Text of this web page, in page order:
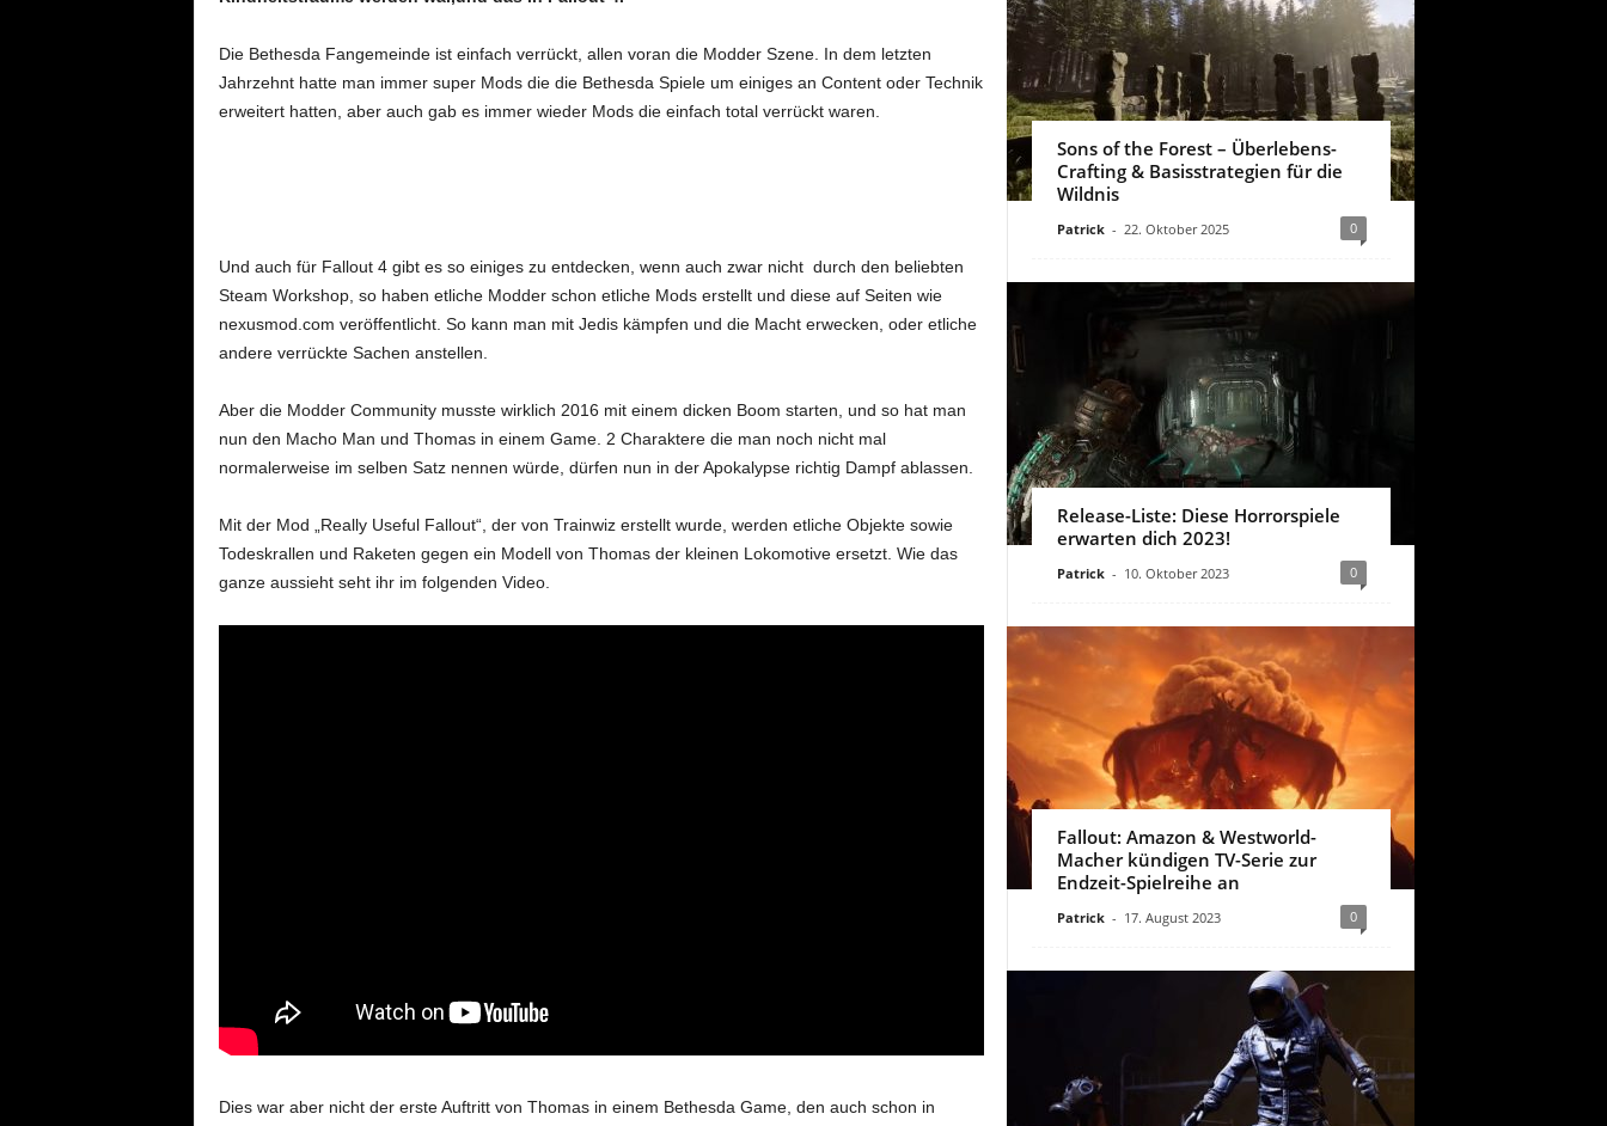
Die Bethesda Fangemeinde ist einfach verrückt, allen voran die Modder Szene. In dem letzten
Jahrzehnt hatte man immer super Mods die die Bethesda Spiele um einiges an Content oder Technik
erweitert hatten, aber auch gab es immer wieder Mods die einfach total verrückt waren.
Und auch für Fallout 4 gibt es so einiges zu entdecken, wenn auch zwar nicht durch den beliebten
Steam Workshop, so haben etliche Modder schon etliche Mods erstellt und diese auf Seiten wie
nexusmod.com veröffentlicht. So kann man mit Jedis kämpfen und die Macht erwecken, oder etliche
andere verrückte Sachen anstellen.
Aber die Modder Community musste wirklich 2016 mit einem dicken Boom starten, und so hat man
nun den Macho Man und Thomas in einem Game. 2 Charaktere die man noch nicht mal
normalerweise im selben Satz nennen würde, dürfen nun in der Apokalypse richtig Dampf ablassen.
Mit der Mod „Really Useful Fallout“, der von Trainwiz erstellt wurde, werden etliche Objekte sowie
Todeskrallen und Raketen gegen ein Modell von Thomas der kleinen Lokomotive ersetzt. Wie das
ganze aussieht seht ihr im folgenden Video.
Dies war aber nicht der erste Auftritt von Thomas in einem Bethesda Game, den auch schon in
Sons of the Forest – Überlebens-
Crafting & Basisstrategien für die
Wildnis
Patrick - 22. Oktober 2025 0
Release-Liste: Diese Horrorspiele
erwarten dich 2023!
Patrick - 10. Oktober 2023 0
Fallout: Amazon & Westworld-
Macher kündigen TV-Serie zur
Endzeit-Spielreihe an
Patrick - 17. August 2023 0